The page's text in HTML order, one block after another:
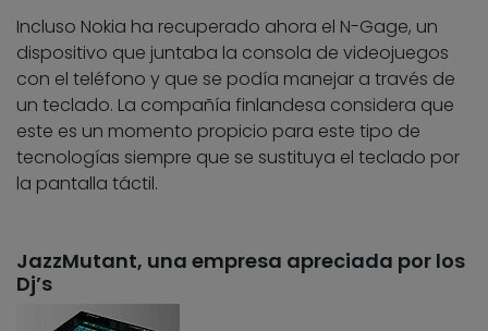
Incluso Nokia ha recuperado ahora el N-Gage, un
dispositivo que juntaba la consola de videojuegos
con el teléfono y que se podía manejar a través de
un teclado. La compañía finlandesa considera que
este es un momento propicio para este tipo de
tecnologías siempre que se sustituya el teclado por
la pantalla táctil.
JazzMutant, una empresa apreciada por los
Dj’s